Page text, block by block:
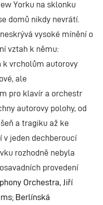
Yorku na sklonku
domů nikdy nevrátí.
vysoké mínění o
vztah k němu:
k vrcholům autorovy
ale
pro klavír a orchestr
autorovy polohy, od
a tragiku až ke
v jeden dechberoucí
rozhodně nebyla
provedení
Orchestra, Jiří
Berlínská